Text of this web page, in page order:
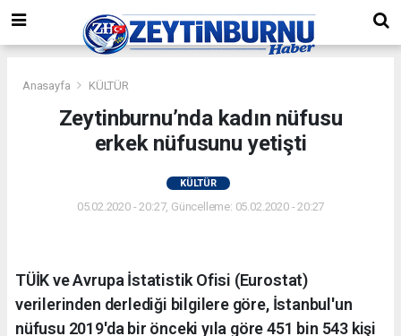
Anasayfa KÜLTÜR
Zeytinburnu’nda kadın nüfusu
erkek nüfusunu yetişti
KÜLTÜR
05.02.2020 - 20:27, Güncelleme: 05.02.2020 - 20:27
TÜİK ve Avrupa İstatistik Ofisi (Eurostat)
verilerinden derlediği bilgilere göre, İstanbul'un
nüfusu 2019'da bir önceki yıla göre 451 bin 543 kişi